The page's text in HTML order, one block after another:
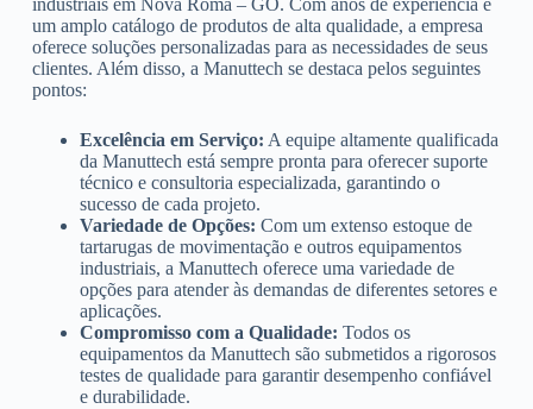
industriais em Nova Roma – GO. Com anos de experiência e
um amplo catálogo de produtos de alta qualidade, a empresa
oferece soluções personalizadas para as necessidades de seus
clientes. Além disso, a Manuttech se destaca pelos seguintes
pontos:
Excelência em Serviço: A equipe altamente qualificada
da Manuttech está sempre pronta para oferecer suporte
técnico e consultoria especializada, garantindo o
sucesso de cada projeto.
Variedade de Opções: Com um extenso estoque de
tartarugas de movimentação e outros equipamentos
industriais, a Manuttech oferece uma variedade de
opções para atender às demandas de diferentes setores e
aplicações.
Compromisso com a Qualidade: Todos os
equipamentos da Manuttech são submetidos a rigorosos
testes de qualidade para garantir desempenho confiável
e durabilidade.